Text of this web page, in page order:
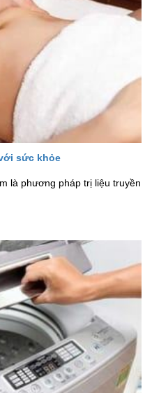
sức khỏe
là phương pháp trị liệu truyền